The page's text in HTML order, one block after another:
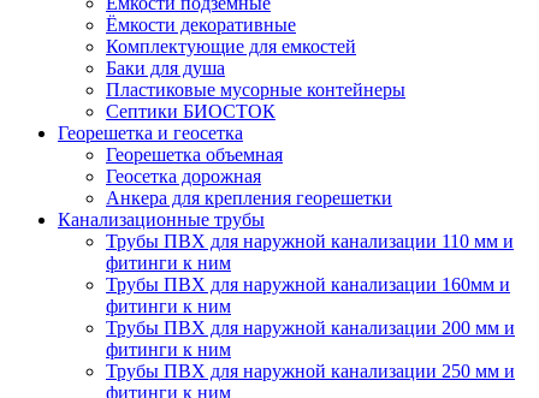
Ёмкости декоративные
Комплектующие для емкостей
Баки для душа
Пластиковые мусорные контейнеры
Септики БИОСТОК
Георешетка и геосетка
Георешетка объемная
Геосетка дорожная
Анкера для крепления георешетки
Канализационные трубы
Трубы ПВХ для наружной канализации 110 мм и
фитинги к ним
Трубы ПВХ для наружной канализации 160мм и
фитинги к ним
Трубы ПВХ для наружной канализации 200 мм и
фитинги к ним
Трубы ПВХ для наружной канализации 250 мм и
фитинги к ним